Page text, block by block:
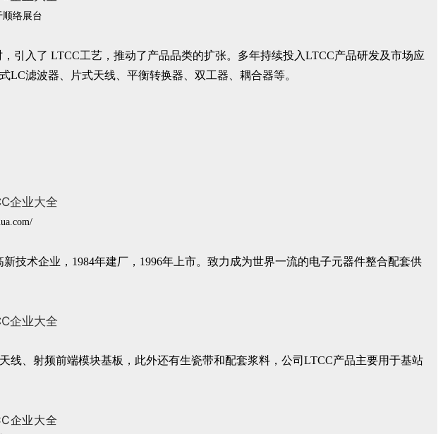
顺络展台
引入了 LTCC工艺，推动了产品品类的扩张。多年持续投入LTCC产品研发及市场应
滤波器、片式天线、平衡转换器、双工器、耦合器等。
技术企业，1984年建厂，1996年上市。致力成为世界一流的电子元器件整合配套供
、射频前端模块基板，此外还有生瓷带和配套浆料，公司LTCC产品主要用于基站